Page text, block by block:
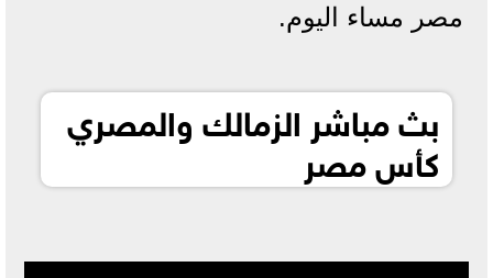
مصر مساء اليوم.
بث مباشر الزمالك والمصري
كأس مصر